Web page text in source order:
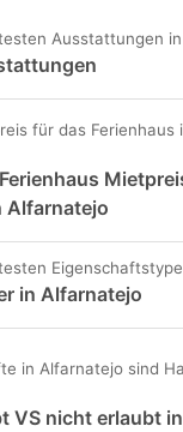
Ausstattungen
für das Ferienhaus
Alfarnatejo
in Alfarnatejo
in Alfarnatejo sind
VS nicht erlaubt